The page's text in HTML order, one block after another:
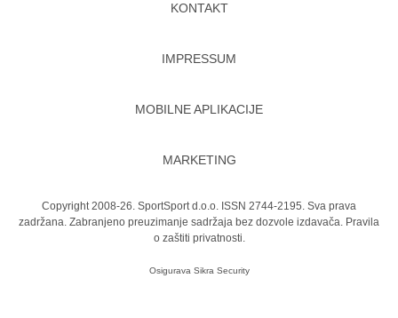
KONTAKT
IMPRESSUM
MOBILNE APLIKACIJE
MARKETING
Copyright 2008-26. SportSport d.o.o. ISSN 2744-2195. Sva prava
zadržana. Zabranjeno preuzimanje sadržaja bez dozvole izdavača. Pravila
o zaštiti privatnosti.
Osigurava Sikra Security